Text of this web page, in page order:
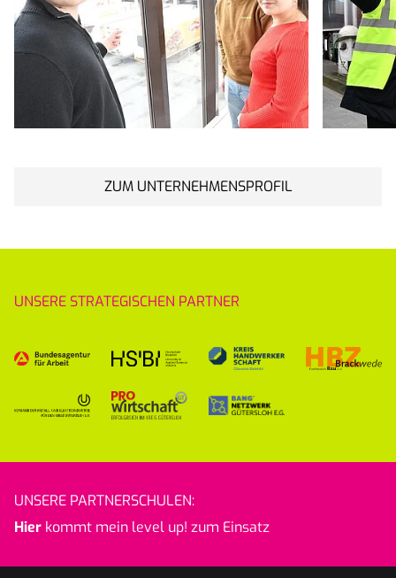
ZUM UNTERNEHMENSPROFIL
UNSERE STRATEGISCHEN PARTNER
UNSERE PARTNERSCHULEN:
Hier kommt mein level up! zum Einsatz